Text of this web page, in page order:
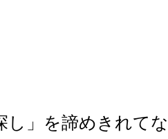
し」を諦めきれて